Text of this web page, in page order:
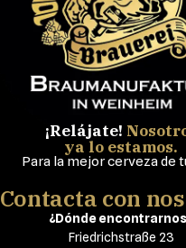
¡Relájate!
ya lo estamos.
Para la mejor cerveza de
Contacta con
¿Dónde
Friedrichstraße 23